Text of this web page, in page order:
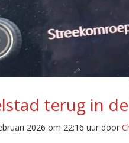
terug in
2026 om 22:16 uur door